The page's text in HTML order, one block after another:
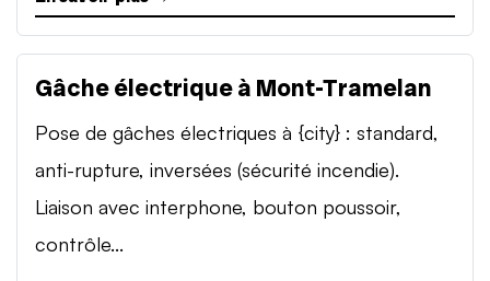
Gâche électrique à Mont-Tramelan
Pose de gâches électriques à {city} : standard,
anti-rupture, inversées (sécurité incendie).
Liaison avec interphone, bouton poussoir,
contrôle...